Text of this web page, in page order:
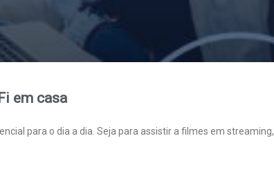
em casa
para o dia a dia. Seja para assistir a filmes em streaming,